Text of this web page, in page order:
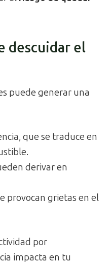
descuidar el
puede generar una
que se traduce en
derivar en
provocan grietas en el
por
impacta en tu